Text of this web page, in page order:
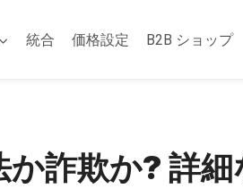
統合 価格設定 B2B ショップ
詐欺か? 詳細